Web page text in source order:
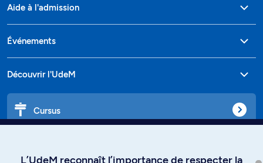
Aide à l'admission
Événements
Découvrir l'UdeM
Cursus
L’UdeM reconnaît l’importance de respecter la